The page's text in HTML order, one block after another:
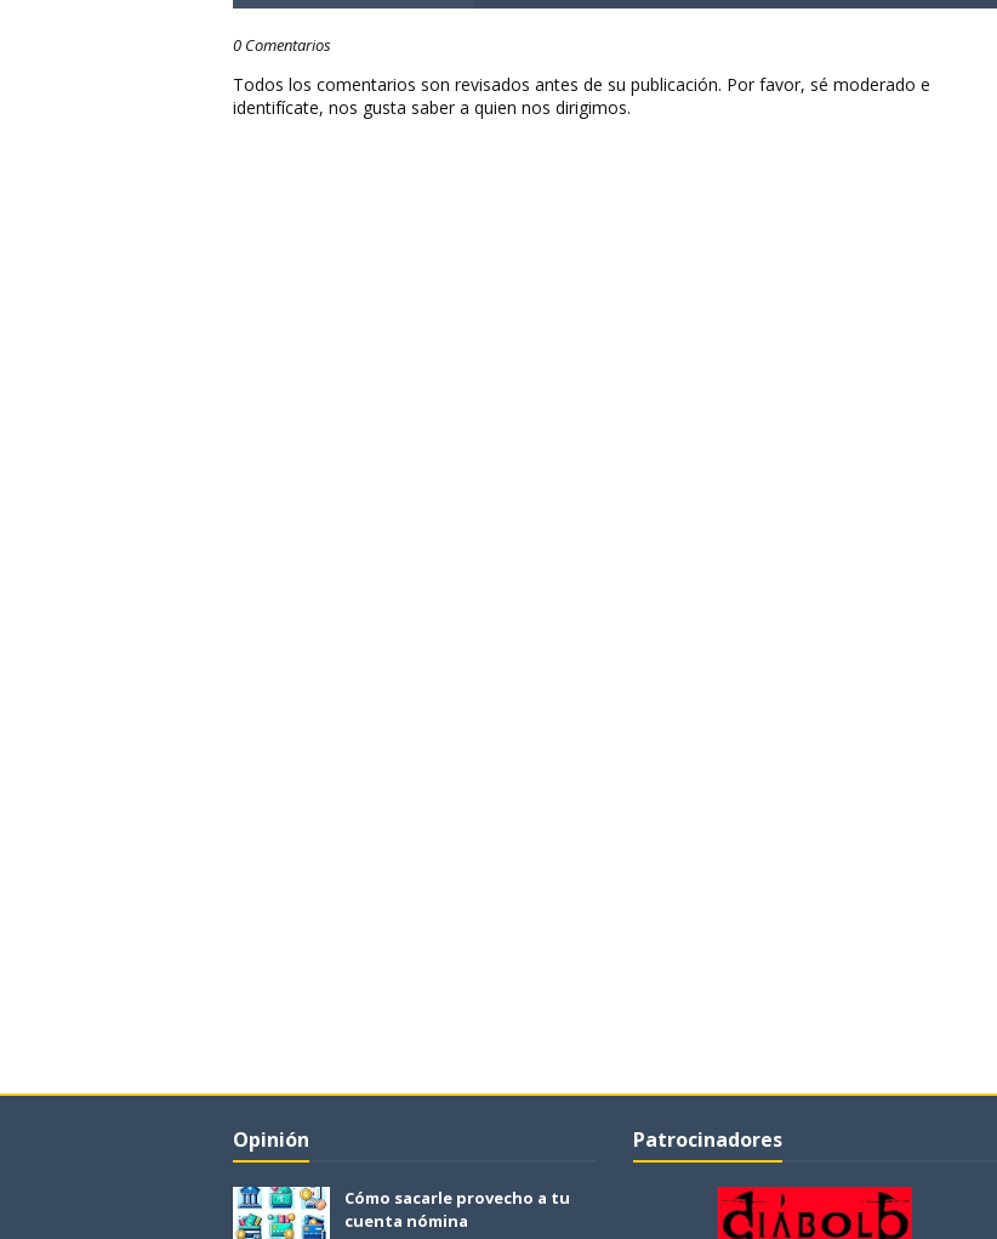
0 Comentarios
Todos los comentarios son revisados antes de su publicación. Por favor, sé moderado e
identifícate, nos gusta saber a quien nos dirigimos.
Opinión
Cómo sacarle provecho a tu
cuenta nómina
Patrocinadores